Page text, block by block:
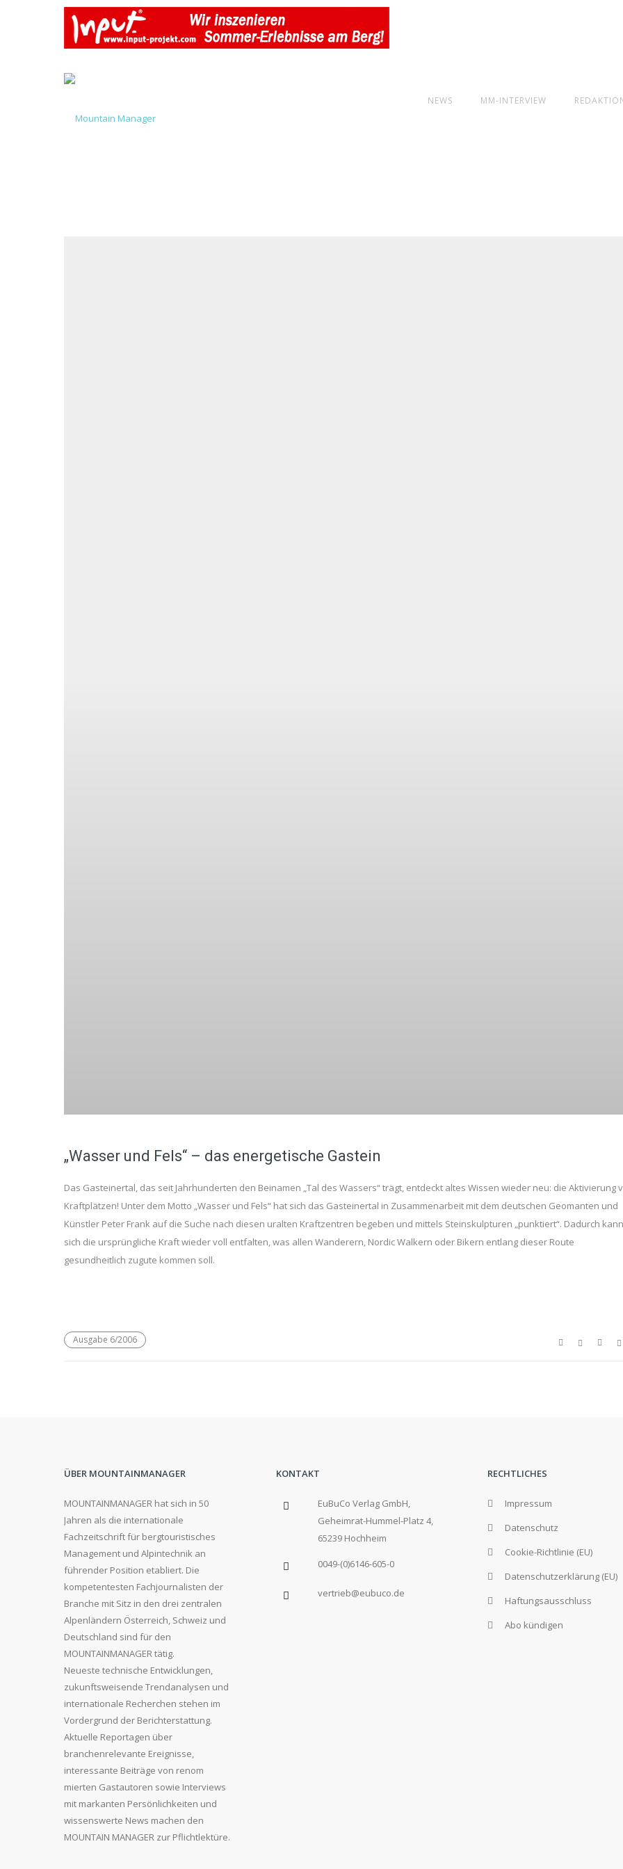
NEWS MM-INTERVIEW
„Wasser und Fels“ – das energetische Gastein
Das Gasteinertal, das seit Jahrhunderten den Beinamen „Tal des Wassers“ trägt, entdeckt altes Wissen wieder neu: die Aktivierung
Kraftplätzen! Unter dem Motto „Wasser und Fels“ hat sich das Gasteinertal in Zusammenarbeit mit dem deutschen Geomanten und
Künstler Peter Frank auf die Suche nach diesen uralten Kraftzentren begeben und mittels Steinskulpturen „punktiert“. Dadurch kann
sich die ursprüngliche Kraft wieder voll entfalten, was allen Wanderern, Nordic Walkern oder Bikern entlang dieser Route
gesundheitlich zugute kommen soll.
Ausgabe 6/2006
ÜBER MOUNTAINMANAGER
MOUNTAINMANAGER hat sich in 50
Jahren als die internationale
Fachzeitschrift für bergtouristisches
Management und Alpintechnik an
führender Position etabliert. Die
kompetentesten Fachjournalisten der
Branche mit Sitz in den drei zentralen
Alpenländern Österreich, Schweiz und
Deutschland sind für den
MOUNTAINMANAGER tätig.
Neueste technische Entwicklungen,
zukunftsweisende Trendanalysen und
internationale Recherchen stehen im
Vordergrund der Berichterstattung.
Aktuelle Reportagen über
branchenrelevante Ereignisse,
interessante Beiträge von renom
mierten Gastautoren sowie Interviews
mit markanten Persönlichkeiten und
wissenswerte News machen den
MOUNTAIN MANAGER zur Pflichtlektüre.
KONTAKT
EuBuCo Verlag GmbH,
Geheimrat-Hummel-Platz 4,
65239 Hochheim
0049-(0)6146-605-0
vertrieb@eubuco.de
RECHTLICHES
Impressum
Datenschutz
Cookie-Richtlinie (EU)
Datenschutzerklärung (EU)
Haftungsausschluss
Abo kündigen